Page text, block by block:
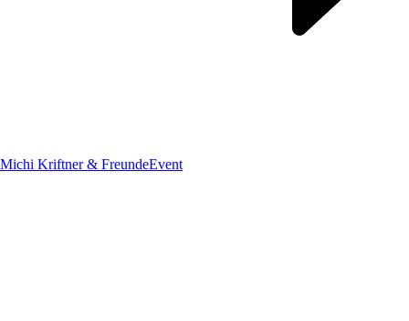
Michi Kriftner & FreundeEvent